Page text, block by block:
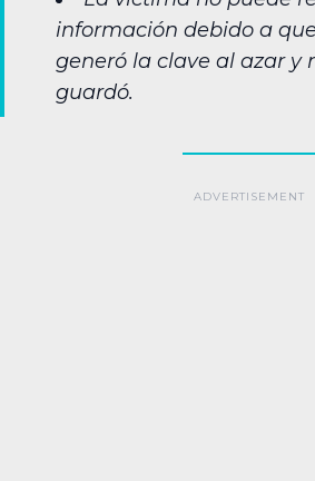
información debido a
generó la clave al azar y
guardó.